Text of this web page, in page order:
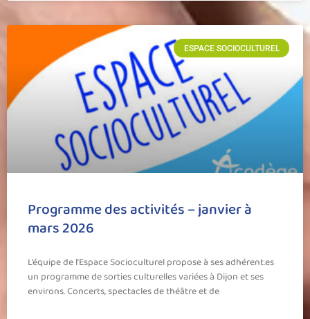
ESPACE SOCIOCULTUREL
Programme des activités – janvier à
mars 2026
L’équipe de l’Espace Socioculturel propose à ses adhérent.es
un programme de sorties culturelles variées à Dijon et ses
environs. Concerts, spectacles de théâtre et de